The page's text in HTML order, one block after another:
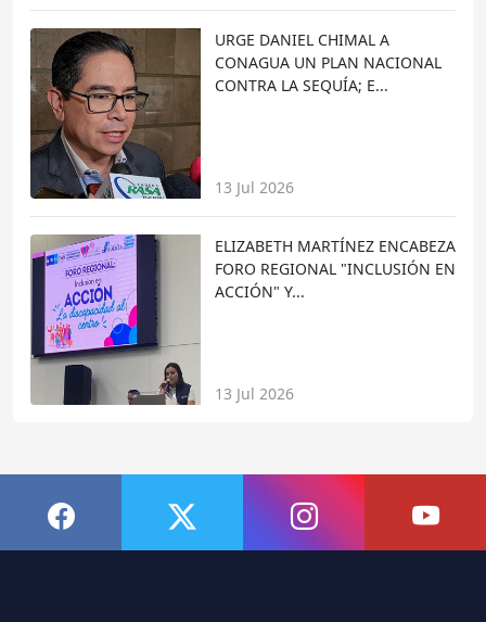
URGE DANIEL CHIMAL A
CONAGUA UN PLAN NACIONAL
CONTRA LA SEQUÍA; E...
13 Jul 2026
ELIZABETH MARTÍNEZ ENCABEZA
FORO REGIONAL "INCLUSIÓN EN
ACCIÓN" Y...
13 Jul 2026